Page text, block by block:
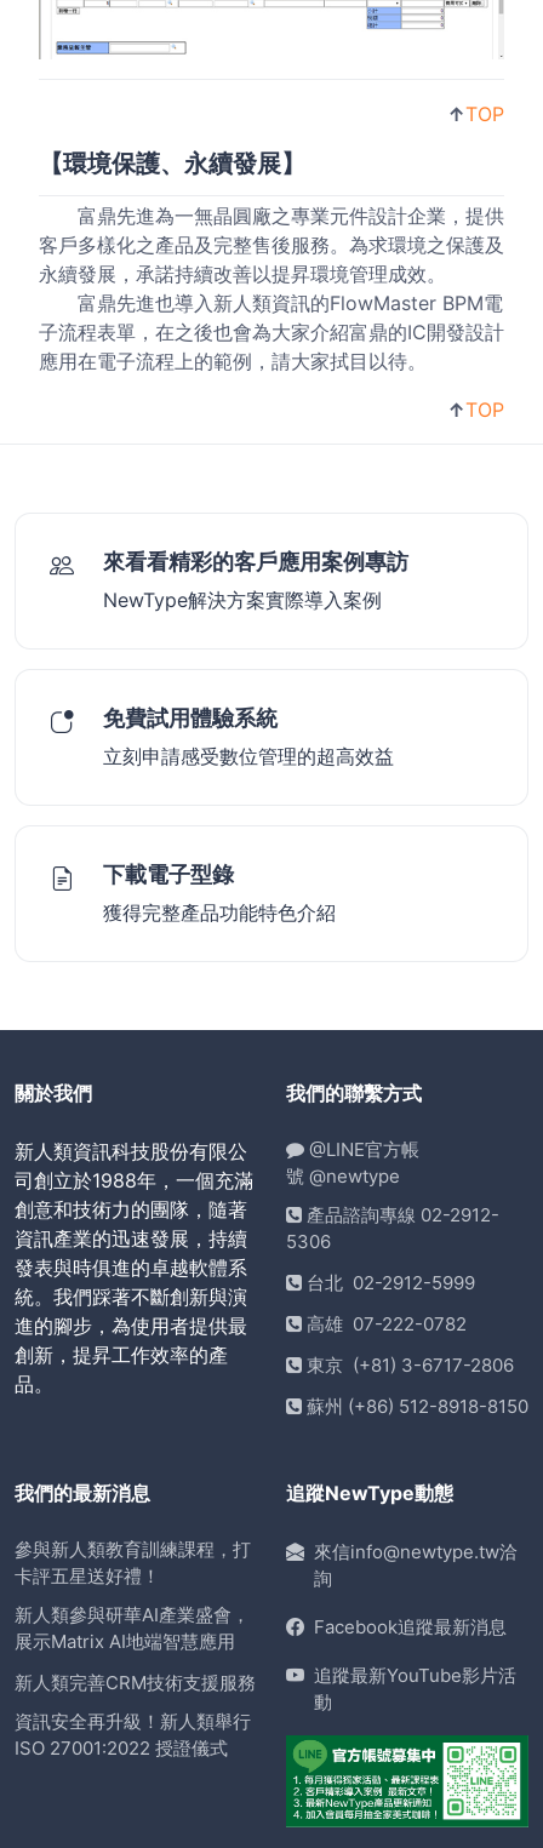
↑TOP
【環境保護、永續發展】
富鼎先進為一無晶圓廠之專業元件設計企業，提供
客戶多樣化之產品及完整售後服務。為求環境之保護及
永續發展，承諾持續改善以提昇環境管理成效。
富鼎先進也導入新人類資訊的FlowMaster BPM電
子流程表單，在之後也會為大家介紹富鼎的IC開發設計
應用在電子流程上的範例，請大家拭目以待。
↑TOP
來看看精彩的客戶應用案例專訪
NewType解決方案實際導入案例
免費試用體驗系統
立刻申請感受數位管理的超高效益
下載電子型錄
獲得完整產品功能特色介紹
關於我們
新人類資訊科技股份有限公
司創立於1988年，一個充滿
創意和技術力的團隊，隨著
資訊產業的迅速發展，持續
發表與時俱進的卓越軟體系
統。我們踩著不斷創新與演
進的腳步，為使用者提供最
創新，提昇工作效率的產
品。
我們的聯繫方式
@LINE官方帳
號 @newtype
產品諮詢專線 02-2912-
5306
台北 02-2912-5999
高雄 07-222-0782
東京 (+81) 3-6717-2806
蘇州 (+86) 512-8918-8150
我們的最新消息
參與新人類教育訓練課程，打
卡評五星送好禮！
新人類參與研華AI產業盛會，
展示Matrix AI地端智慧應用
新人類完善CRM技術支援服務
資訊安全再升級！新人類舉行
ISO 27001:2022 授證儀式
追蹤NewType動態
來信info@newtype.tw洽
詢
Facebook追蹤最新消息
追蹤最新YouTube影片活
動